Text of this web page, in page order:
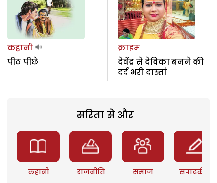
कहानी
पीठ पीछे
क्राइम
देवेंद्र से देविका बनने की
दर्द भरी दास्तां
सरिता से और
कहानी राजनीति समाज संपादकीय